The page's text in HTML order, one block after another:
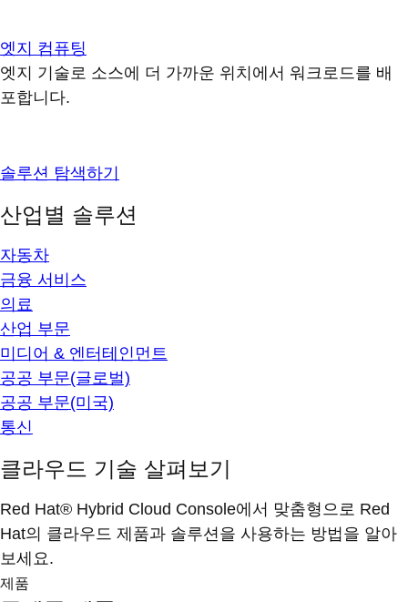
엣지 컴퓨팅
엣지 기술로 소스에 더 가까운 위치에서 워크로드를 배
포합니다.
솔루션 탐색하기
산업별 솔루션
자동차
금융 서비스
의료
산업 부문
미디어 & 엔터테인먼트
공공 부문(글로벌)
공공 부문(미국)
통신
클라우드 기술 살펴보기
Red Hat® Hybrid Cloud Console에서 맞춤형으로 Red
Hat의 클라우드 제품과 솔루션을 사용하는 방법을 알아
보세요.
제품